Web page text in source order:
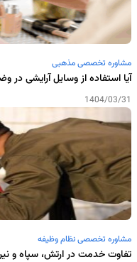
مشاوره تخصصی مذهبی
آیا استفاده از وسایل آرایشی در
1404/03/31
مشاوره تخصصی نظام وظیفه
تفاوت خدمت در ارتش، سپاه و